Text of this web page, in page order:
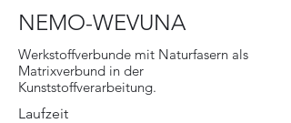
NEMO-WEVUNA
Werkstoffverbunde mit Naturfasern als
Matrixverbund in der
Kunststoffverarbeitung.
Laufzeit